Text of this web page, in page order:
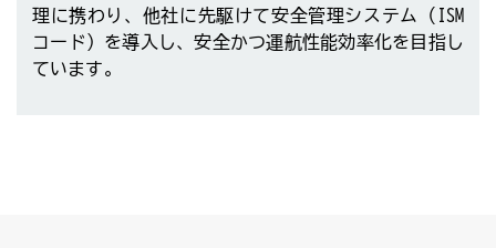
理に携わり、他社に先駆けて安全管理システム（ISM
コード）を導入し、安全かつ運航性能効率化を目指し
ています。